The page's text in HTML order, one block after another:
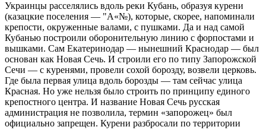
Украинцы расселялись вдоль реки Кубань, образуя курени
(казацкие поселения — "А«№), которые, скорее, напоминали
крепости, окруженные валами, с пушками. Да и над самой
Кубанью построили оборонительную линию с форпостами и
вышками. Сам Екатеринодар — нынешний Краснодар — был
основан как Новая Сечь. И строили его по типу Запорожской
Сечи — с куренями, провели сохой борозду, возвели церковь.
Где была первая улица вдоль борозды — там сейчас улица
Красная. Но уже нельзя было строить по принципу единого
крепостного центра. И название Новая Сечь русская
администрация не позволила, термин «запорожец» был
официально запрещен. Курени разбросали по территории